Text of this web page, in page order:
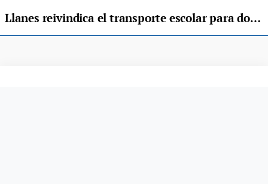
Llanes reivindica el transporte escolar para dos niñas de Purón